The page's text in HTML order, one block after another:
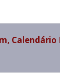
Calendário